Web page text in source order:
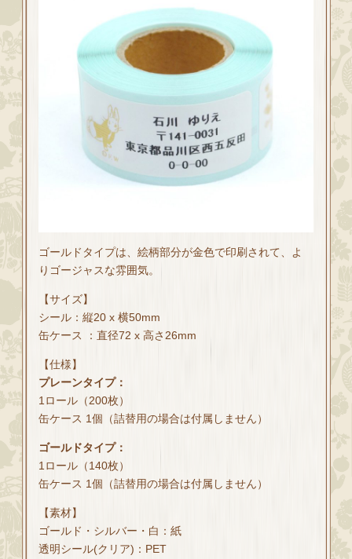
ゴールドタイプは、絵柄部分が金色で印刷されて、よ
りゴージャスな雰囲気。
【サイズ】
シール：縦20 x 横50mm
缶ケース ：直径72 x 高さ26mm
【仕様】
プレーンタイプ：
1ロール（200枚）
缶ケース 1個（詰替用の場合は付属しません）
ゴールドタイプ：
1ロール（140枚）
缶ケース 1個（詰替用の場合は付属しません）
【素材】
ゴールド・シルバー・白：紙
透明シール(クリア)：PET